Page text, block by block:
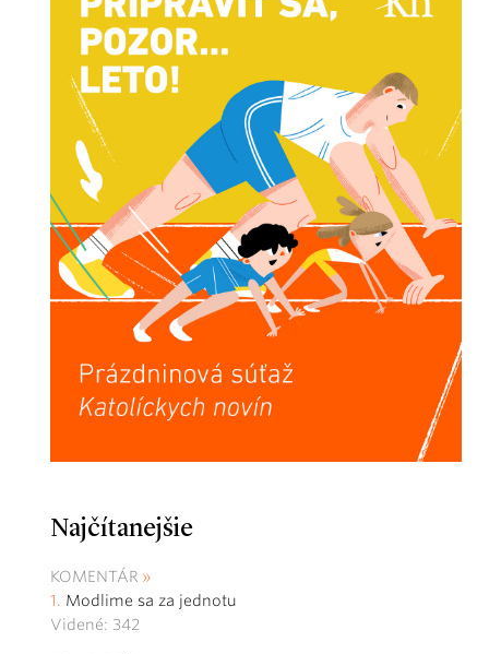
Najčítanejšie
KOMENTÁR
Modlime sa za jednotu
Videné: 342